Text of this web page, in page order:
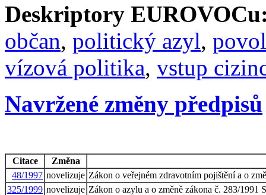
Deskriptory
občan, politický azyl,
vízová politika, vstup
Navržené změny předpisů
Citace
Změna
48/1997 novelizuje Zákon o veřejném zdravotním pojištění a o
325/1999 novelizuje Zákon o azylu a o změně zákona č. 283/